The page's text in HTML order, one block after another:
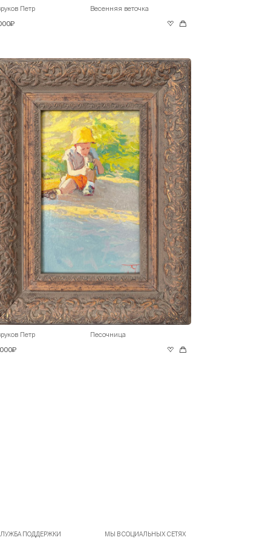
Петр Весенняя веточка
Петр Песочница
ПОДДЕРЖКИ МЫ В СОЦИАЛЬНЫХ СЕТЯХ